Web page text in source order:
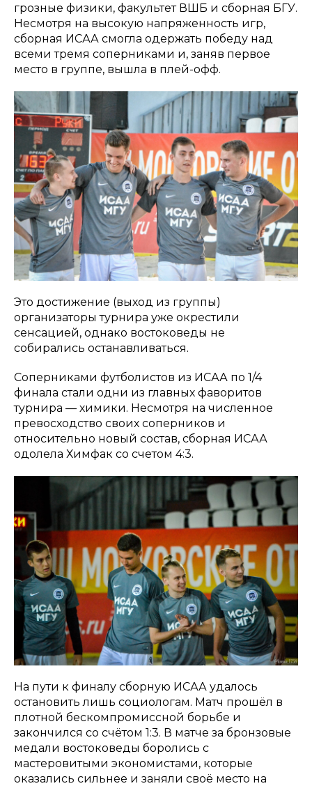
грозные физики, факультет ВШБ и сборная БГУ.
Несмотря на высокую напряженность игр,
сборная ИСАА смогла одержать победу над
всеми тремя соперниками и, заняв первое
место в группе, вышла в плей-офф.
Это достижение (выход из группы)
организаторы турнира уже окрестили
сенсацией, однако востоковеды не
собирались останавливаться.
Соперниками футболистов из ИСАА по 1/4
финала стали одни из главных фаворитов
турнира — химики. Несмотря на численное
превосходство своих соперников и
относительно новый состав, сборная ИСАА
одолела Химфак со счетом 4:3.
На пути к финалу сборную ИСАА удалось
остановить лишь социологам. Матч прошёл в
плотной бескомпромиссной борьбе и
закончился со счётом 1:3. В матче за бронзовые
медали востоковеды боролись с
мастеровитыми экономистами, которые
оказались сильнее и заняли своё место на